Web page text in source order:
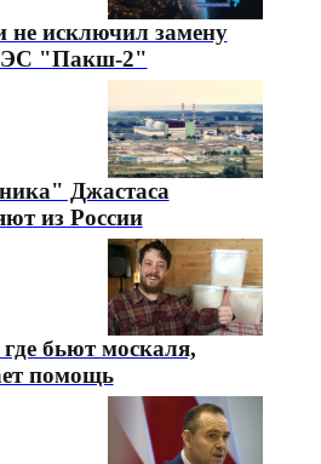
не исключил замену
"Пакш-2"
Джастаса
из России
бьют москаля,
помощь